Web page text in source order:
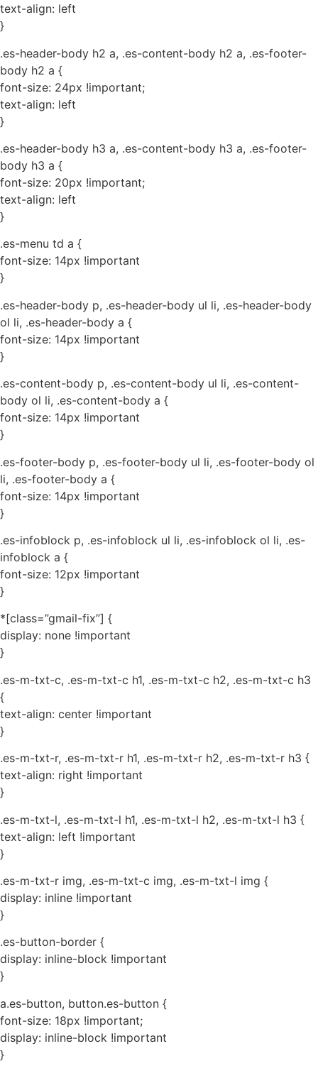
text-align: left
}
.es-header-body h2 a, .es-content-body h2 a, .es-footer-
body h2 a {
font-size: 24px !important;
text-align: left
}
.es-header-body h3 a, .es-content-body h3 a, .es-footer-
body h3 a {
font-size: 20px !important;
text-align: left
}
.es-menu td a {
font-size: 14px !important
}
.es-header-body p, .es-header-body ul li, .es-header-body
ol li, .es-header-body a {
font-size: 14px !important
}
.es-content-body p, .es-content-body ul li, .es-content-
body ol li, .es-content-body a {
font-size: 14px !important
}
.es-footer-body p, .es-footer-body ul li, .es-footer-body ol
li, .es-footer-body a {
font-size: 14px !important
}
.es-infoblock p, .es-infoblock ul li, .es-infoblock ol li, .es-
infoblock a {
font-size: 12px !important
}
*[class=”gmail-fix”] {
display: none !important
}
.es-m-txt-c, .es-m-txt-c h1, .es-m-txt-c h2, .es-m-txt-c h3
{
text-align: center !important
}
.es-m-txt-r, .es-m-txt-r h1, .es-m-txt-r h2, .es-m-txt-r h3 {
text-align: right !important
}
.es-m-txt-l, .es-m-txt-l h1, .es-m-txt-l h2, .es-m-txt-l h3 {
text-align: left !important
}
.es-m-txt-r img, .es-m-txt-c img, .es-m-txt-l img {
display: inline !important
}
.es-button-border {
display: inline-block !important
}
a.es-button, button.es-button {
font-size: 18px !important;
display: inline-block !important
}